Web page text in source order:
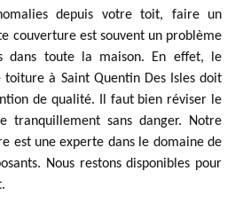
depuis votre toit, faire un
couverture est souvent un problème
dans toute la maison. En effet, le
toiture à Saint Quentin Des Isles doit
de qualité. Il faut bien réviser le
tranquillement sans danger. Notre
est une experte dans le domaine de
Nous restons disponibles pour